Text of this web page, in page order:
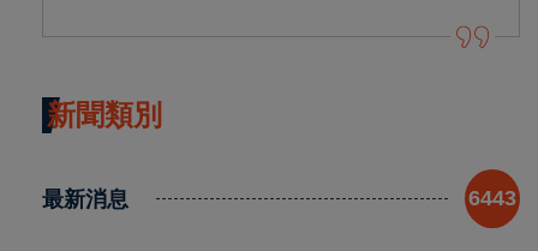
新聞類別
最新消息 6443